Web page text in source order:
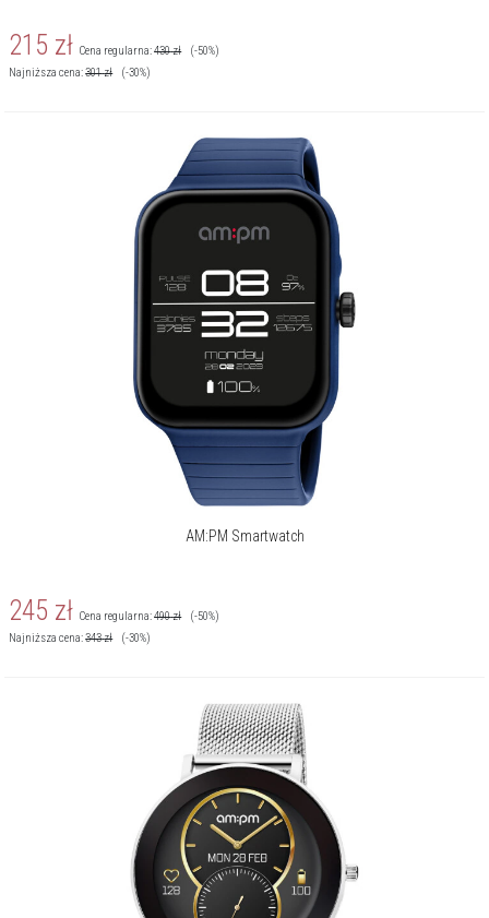
215 zł Cena regularna:430zł
(-50%)
Najniższa cena:301zł (-30%)
AM:PM Smartwatch
245 zł Cena regularna:490zł
(-50%)
Najniższa cena:343zł (-30%)